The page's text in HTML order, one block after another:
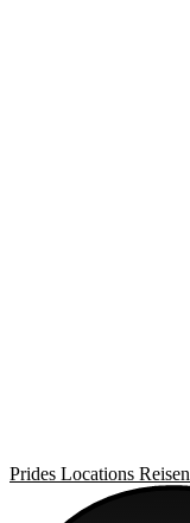
Prides Locations Reisen